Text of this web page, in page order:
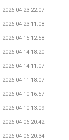
2026-04-23 22:07
2026-04-23 11:08
2026-04-15 12:58
2026-04-14 18:20
2026-04-14 11:07
2026-04-11 18:07
2026-04-10 16:57
2026-04-10 13:09
2026-04-06 20:42
2026-04-06 20:34